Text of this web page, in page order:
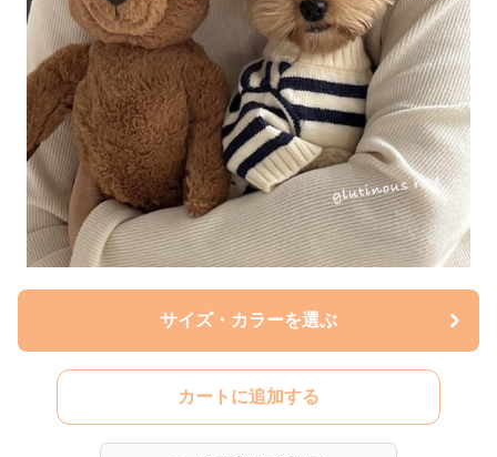
サイズ・カラーを選ぶ
カートに追加する